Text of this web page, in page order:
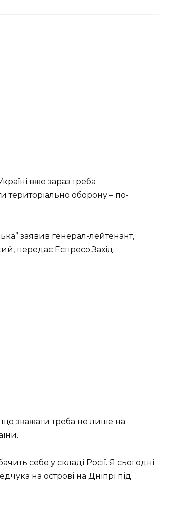
вже зараз треба
територіально оборону – по-
заявив генерал-лейтенант,
передає Еспресо.Захід.
зважати треба не лише на
себе у складі Росії. Я сьогодні
на острові на Дніпрі під